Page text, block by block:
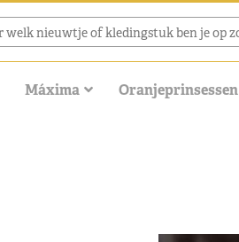
Máxima Oranjeprinsessen